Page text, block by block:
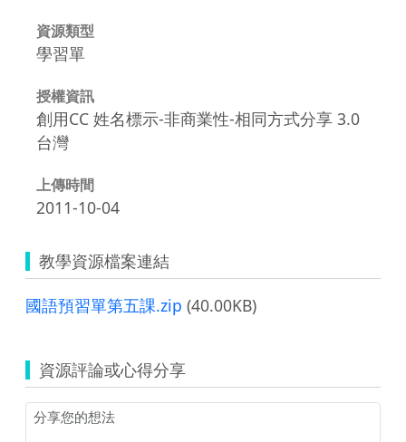
資源類型
學習單
授權資訊
創用CC 姓名標示-非商業性-相同方式分享 3.0
台灣
上傳時間
2011-10-04
教學資源檔案連結
國語預習單第五課.zip (40.00KB)
資源評論或心得分享